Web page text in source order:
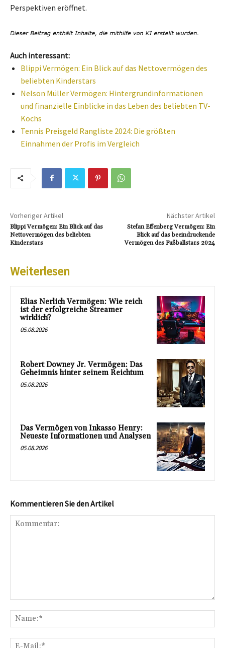
Perspektiven eröffnet.
Auch interessant:
Blippi Vermögen: Ein Blick auf das Nettovermögen des
beliebten Kinderstars
Nelson Müller Vermögen: Hintergrundinformationen
und finanzielle Einblicke in das Leben des beliebten TV-
Kochs
Tennis Preisgeld Rangliste 2024: Die größten
Einnahmen der Profis im Vergleich
Vorheriger Artikel
Blippi Vermögen: Ein Blick auf das
Nettovermögen des beliebten
Kinderstars
Nächster Artikel
Stefan Effenberg Vermögen: Ein
Blick auf das beeindruckende
Vermögen des Fußballstars 2024
Weiterlesen
Elias Nerlich Vermögen: Wie reich
ist der erfolgreiche Streamer
wirklich?
05.08.2026
Robert Downey Jr. Vermögen: Das
Geheimnis hinter seinem Reichtum
05.08.2026
Das Vermögen von Inkasso Henry:
Neueste Informationen und Analysen
05.08.2026
Kommentieren Sie den Artikel